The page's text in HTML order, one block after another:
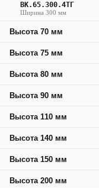
ВК.65.300.4ТГ
Ширина 300 мм
Высота 70 мм
Высота 75 мм
Высота 80 мм
Высота 90 мм
Высота 110 мм
Высота 140 мм
Высота 150 мм
Высота 200 мм